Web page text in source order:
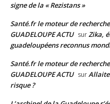
signe de la « Rezistans »
Santé.fr le moteur de
GUADELOUPE ACTU surZika,
guadeloupéens reconnus
Santé.fr le moteur de
GUADELOUPE ACTU sur
risque ?